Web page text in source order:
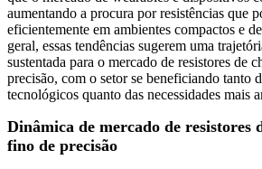
aumentando a procura por resistências que
eficientemente em ambientes compactos e
geral, essas tendências sugerem uma
sustentada para o mercado de resistores de
precisão, com o setor se beneficiando tanto
tecnológicos quanto das necessidades mais
Dinâmica de mercado de resistores
fino de precisão